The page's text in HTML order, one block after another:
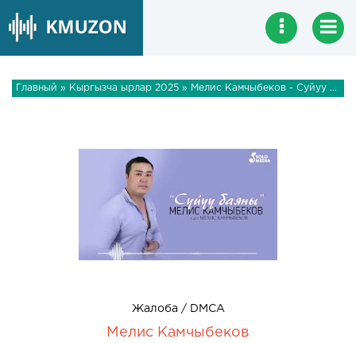
Главный » Кыргызча ырлар 2025 » Мелис Камчыбеков - Суйуу баяны
Жалоба / DMCA
Мелис Камчыбеков